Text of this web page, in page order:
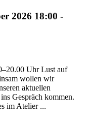
2026 18:00 -
Uhr Lust auf
wollen wir
aktuellen
Gespräch kommen.
im Atelier ...